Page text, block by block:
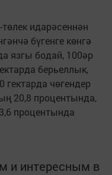
идарәсеннән
бүгенге көнгә
язгы бодай, 100әр
берьеллык,
гектарда чөгендер
20,8 процентында,
процентында
и интересным в